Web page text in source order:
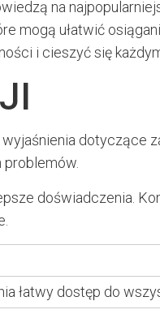
na
mogą ułatwić
i cieszyć się
dotyczące
doświadczenia.
łatwy dostęp do